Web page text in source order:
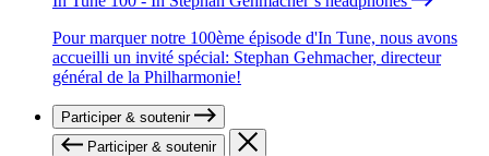
Pour marquer notre 100ème épisode d'In Tune, nous avons
accueilli un invité spécial: Stephan Gehmacher, directeur
général de la Philharmonie!
Participer & soutenir
Participer & soutenir